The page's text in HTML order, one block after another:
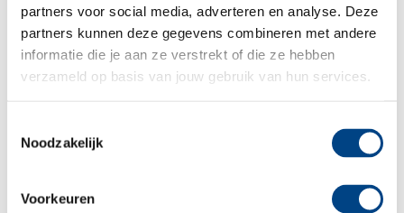
partners voor social media, adverteren en analyse. Deze
partners kunnen deze gegevens combineren met andere
informatie die je aan ze verstrekt of die ze hebben
verzameld op basis van jouw gebruik van hun services.
Noodzakelijk
Voorkeuren
Voorschoolse opvang
Naschoolse opvang, inclusief of exclusief
schoolvakanties.
bezetting het toelaat.